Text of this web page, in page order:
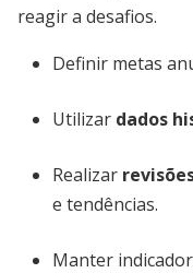
reagir a desafios.
Definir metas
Utilizar dados
Realizar
e tendências.
Manter